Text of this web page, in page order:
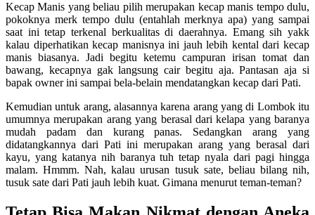
Kecap Manis yang beliau pilih merupakan kecap manis tempo dulu,
pokoknya merk tempo dulu (entahlah merknya apa) yang sampai
saat ini tetap terkenal berkualitas di daerahnya. Emang sih yakk
kalau diperhatikan kecap manisnya ini jauh lebih kental dari kecap
manis biasanya. Jadi begitu ketemu campuran irisan tomat dan
bawang, kecapnya gak langsung cair begitu aja. Pantasan aja si
bapak owner ini sampai bela-belain mendatangkan kecap dari Pati.
Kemudian untuk arang, alasannya karena arang yang di Lombok itu
umumnya merupakan arang yang berasal dari kelapa yang baranya
mudah padam dan kurang panas. Sedangkan arang yang
didatangkannya dari Pati ini merupakan arang yang berasal dari
kayu, yang katanya nih baranya tuh tetap nyala dari pagi hingga
malam. Hmmm. Nah, kalau urusan tusuk sate, beliau bilang nih,
tusuk sate dari Pati jauh lebih kuat. Gimana menurut teman-teman?